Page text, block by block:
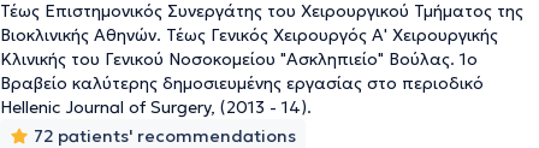
Τέως Επιστημονικός Συνεργάτης του Χειρουργικού Τμήματος της
Βιοκλινικής Αθηνών. Τέως Γενικός Χειρουργός Α' Χειρουργικής
Κλινικής του Γενικού Νοσοκομείου "Ασκληπιείο" Βούλας. 1ο
Βραβείο καλύτερης δημοσιευμένης εργασίας στο περιοδικό
Hellenic Journal of Surgery, (2013 - 14).
72 patients' recommendations